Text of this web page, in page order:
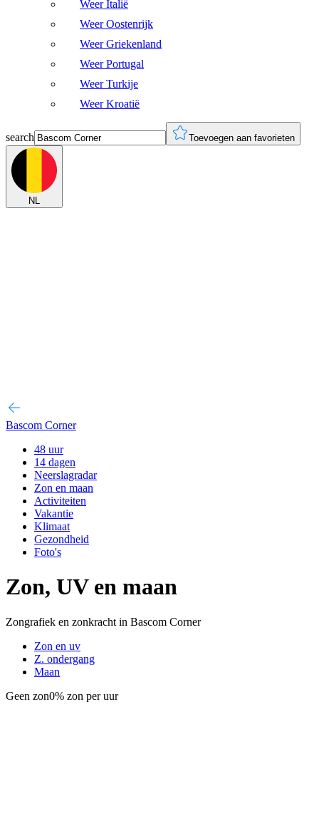
Weer Italië
Weer Oostenrijk
Weer Griekenland
Weer Portugal
Weer Turkije
Weer Kroatië
search Toevoegen aan favorieten
NL
Bascom Corner
48 uur
14 dagen
Neerslagradar
Zon en maan
Activiteiten
Vakantie
Klimaat
Gezondheid
Foto's
Zon, UV en maan
Zongrafiek en zonkracht in Bascom Corner
Zon en uv
Z. ondergang
Maan
Geen zon0% zon per uur